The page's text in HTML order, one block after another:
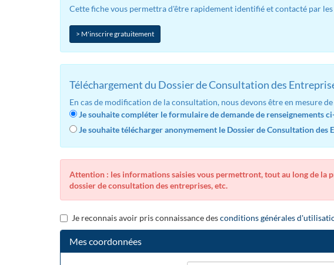
Cette fiche vous permettra d'être rapidement identifié et contacté par
> M'inscrire gratuitement
Téléchargement du Dossier de Consultation des
En cas de modification de la consultation, nous devons être en mesure
Je souhaite compléter le formulaire de demande de renseignements
Je souhaite télécharger anonymement le Dossier de Consultation
Attention : les informations saisies vous permettront, tout au long de la
dossier de consultation des entreprises, etc.
Je reconnais avoir pris connaissance desconditions générales
Mes coordonnées